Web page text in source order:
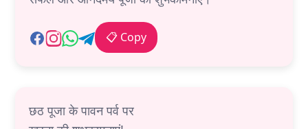
📋 Copy
छठ पूजा के पावन पर्व पर